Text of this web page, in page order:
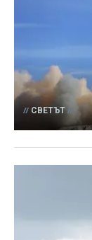
СВЕТЪТ